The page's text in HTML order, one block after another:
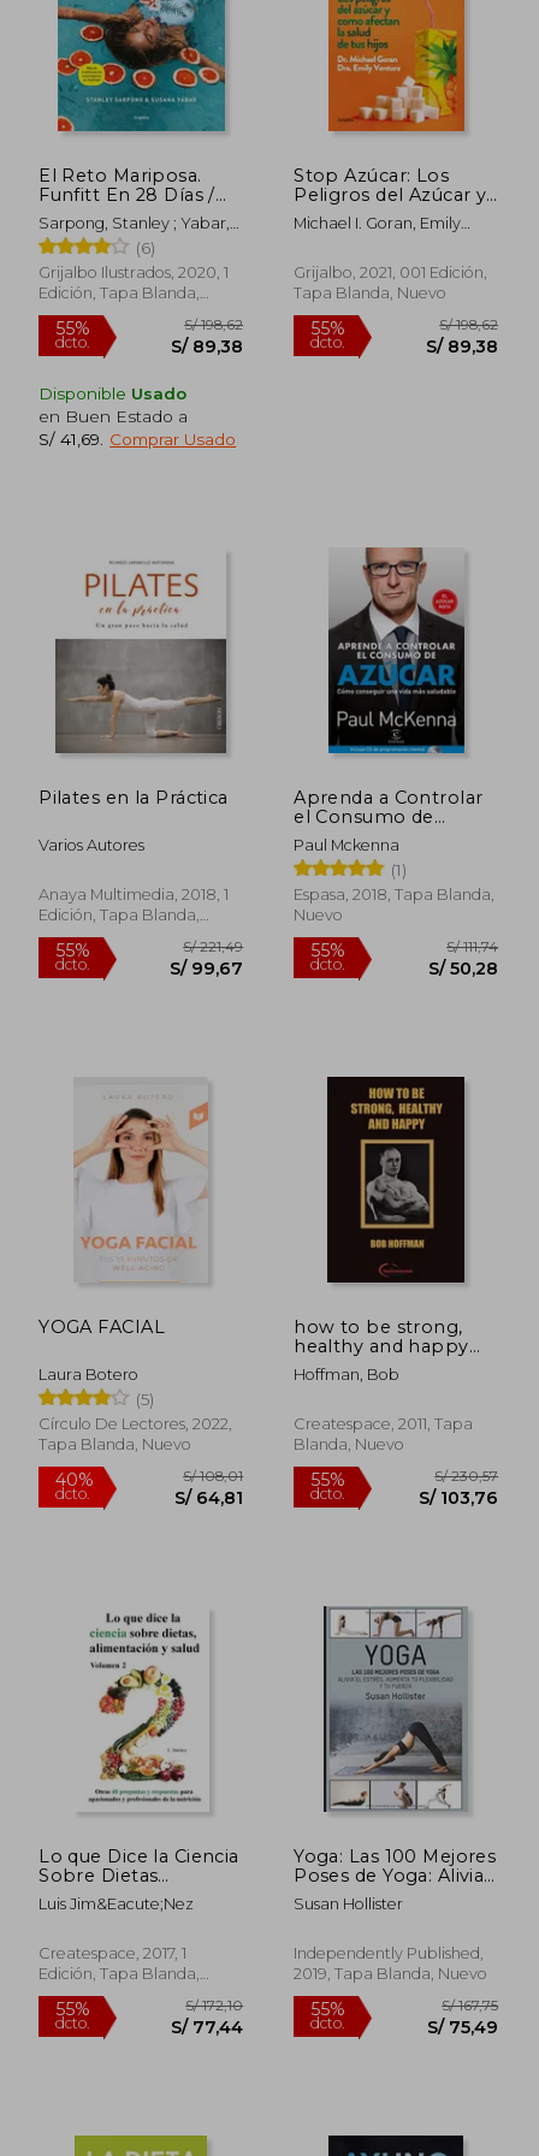
40%
dcto.
49% S/ 143,13 40% S/
El Reto Mariposa.
Funfitt En 28 Días /
The Butterfly
Challenge. Funfitt in
28 Days
Sarpong, Stanley ; Yabar,
Susana
(6)
Grijalbo Ilustrados, 2020, 1
Edición, Tapa Blanda,
Nuevo
Disponible Usado
en Buen Estado a
S/ 41,69
Comprar Usado
Stop Azúcar: Los
Peligros del Azúcar y
Cómo Afectan a la
Salud de tus Hijos
Michael I. Goran, Emily
Grijalbo, 2021, 001 Edición,
Tapa Blanda, Nuevo
Pilates en la Práctica
Varios Autores
Anaya Multimedia, 2018, 1
Edición, Tapa Blanda,
Nuevo
Aprenda a Controlar
el Consumo de
Azúcar: Cómo
Conseguir una Vida
más Saludable (Fuera
de Colección)
Paul Mckenna
(1)
Espasa, 2018, Tapa Blanda,
Nuevo
YOGA FACIAL
Laura Botero
(5)
Círculo De Lectores, 2022,
Tapa Blanda, Nuevo
how to be strong,
healthy and happy
(en Inglés)
Hoffman, Bob
Createspace, 2011, Tapa
Blanda, Nuevo
Lo que Dice la Ciencia
Sobre Dietas
Alimentación y Salud,
Volumen 2
Luis Jim&Eacute;Nez
Createspace, 2017, 1
Edición, Tapa Blanda,
Nuevo
Yoga: Las 100 Mejores
Poses de Yoga: Alivia
el Estrés, Aumenta tu
Flexibilidad y tu
Poses de Yoga
Técnicas de Ejercicio y
Fortalecimiento y
Alivio del Estrés)
Susan Hollister
Independently Published,
2019, Tapa Blanda, Nuevo